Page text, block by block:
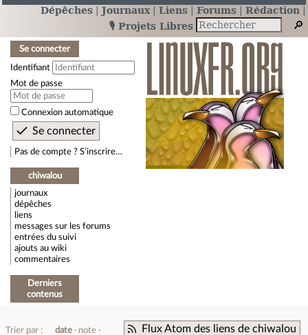
Dépêches Journaux Liens Forums
Rédaction
🎙️ Projets Libres
Se connecter
Identifiant
Mot de passe
Connexion automatique
Pas de compte ? S’inscrire…
chiwalou
journaux
dépêches
liens
messages sur les forums
entrées du suivi
ajouts au wiki
commentaires
Derniers
contenus
Flux Atom des liens de chiwalou
Trier par : date
note